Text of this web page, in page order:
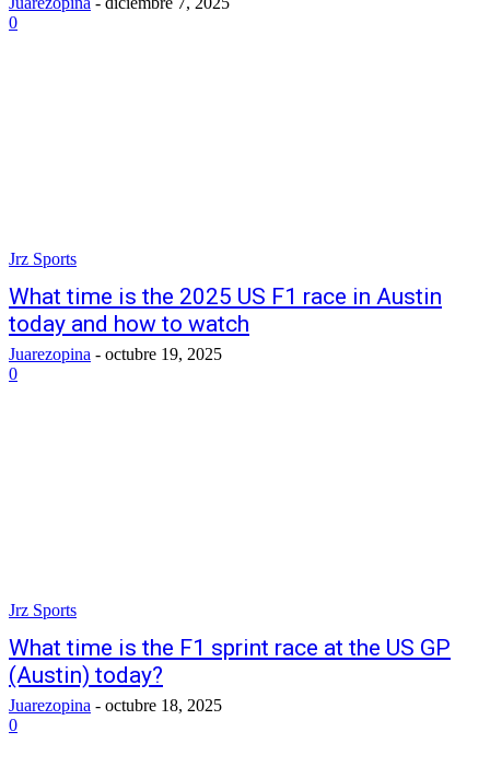
0
Jrz Sports
What time is the 2025 US F1 race in Austin
today and how to watch
Juarezopina - octubre 19, 2025
0
Jrz Sports
What time is the F1 sprint race at the US GP
(Austin) today?
Juarezopina - octubre 18, 2025
0